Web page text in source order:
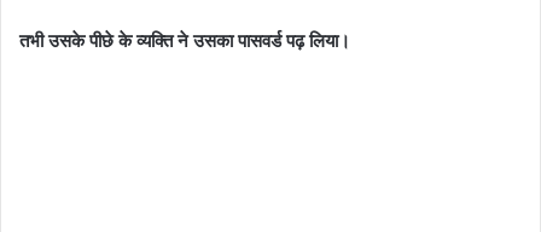
तभी उसके पीछे के व्यक्ति ने उसका पासवर्ड पढ़ लिया।